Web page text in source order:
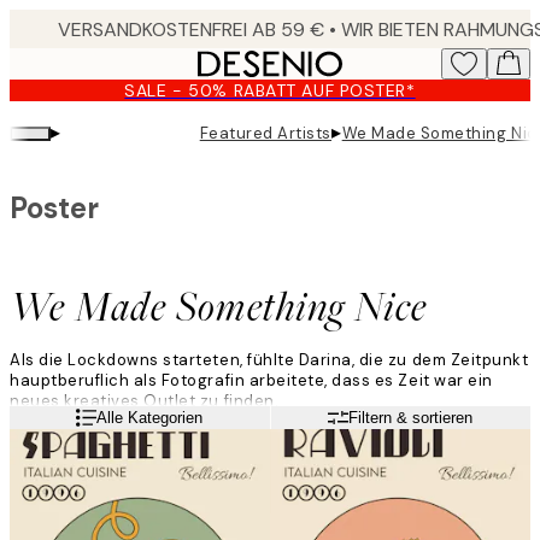
content.
SALE - 50% RABATT AUF POSTER*
▸ Featured Artists▸We Made Something
We Made Something Nice
Poster
Als die Lockdowns starteten, fühlte Darina, die zu dem Zeitpunkt
hauptberuflich als Fotografin arbeitete, dass es Zeit war ein
neues kreatives Outlet zu finden.
"Ich brauchte etwas, das ich ganz allein und von zu Hause aus
tun konnte, und so war das Konzept „We Made Something Nice“
schon kurz darauf geboren! Seitdem war es eine ganz schön
verrückte Reise gewesen!"
Darinas Kunstwerke mit Retro-Thema sind von ihrer Liebe zum
WeiterlesenAlle Kategorien Filtern & sortieren